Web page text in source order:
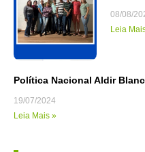
08/08/
Leia
Política Nacional Aldir
19/07/2024
Leia Mais »